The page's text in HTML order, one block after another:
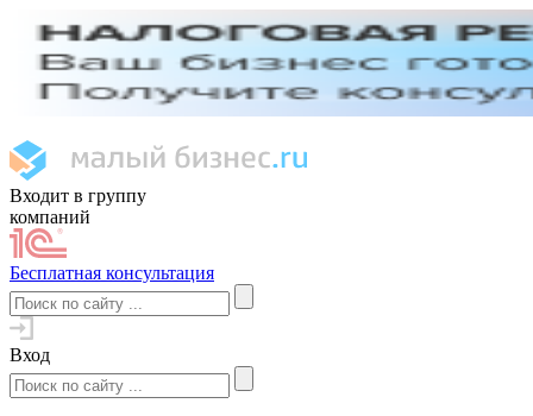
Входит в группу
компаний
Бесплатная консультация
Вход